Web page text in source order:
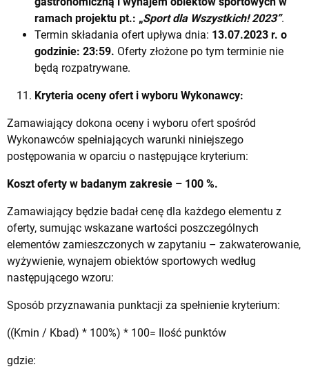
ramach projektu pt.: „Sport dla Wszystkich! 2023”.
Termin składania ofert upływa dnia: 13.07.2023 r. o
godzinie: 23:59. Oferty złożone po tym terminie nie
będą rozpatrywane.
Kryteria oceny ofert i wyboru Wykonawcy:
Zamawiający dokona oceny i wyboru ofert spośród
Wykonawców spełniających warunki niniejszego
postępowania w oparciu o następujące kryterium:
Koszt oferty w badanym zakresie – 100 %.
Zamawiający będzie badał cenę dla każdego elementu z
oferty, sumując wskazane wartości poszczególnych
elementów zamieszczonych w zapytaniu – zakwaterowanie,
wyżywienie, wynajem obiektów sportowych według
następującego wzoru:
Sposób przyznawania punktacji za spełnienie kryterium:
((Kmin / Kbad) * 100%) * 100= Ilość punktów
gdzie: